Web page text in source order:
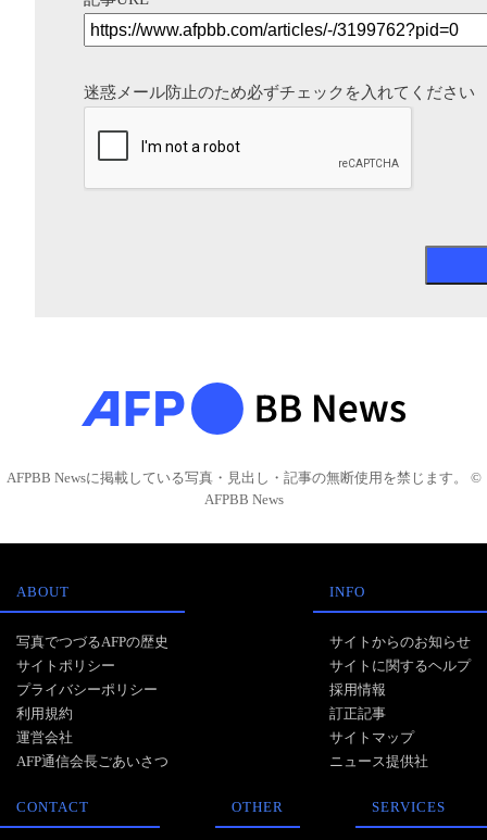
迷惑メール防止のため必ずチェックを入れてください
AFPBB Newsに掲載している写真・見出し・記事の無断使用を禁じます。 ©
AFPBB News
ABOUT
写真でつづるAFPの歴史
サイトポリシー
プライバシーポリシー
利用規約
運営会社
AFP通信会長ごあいさつ
INFO
サイトからのお知らせ
サイトに関するヘルプ
採用情報
訂正記事
サイトマップ
ニュース提供社
CONTACT OTHER SERVICES